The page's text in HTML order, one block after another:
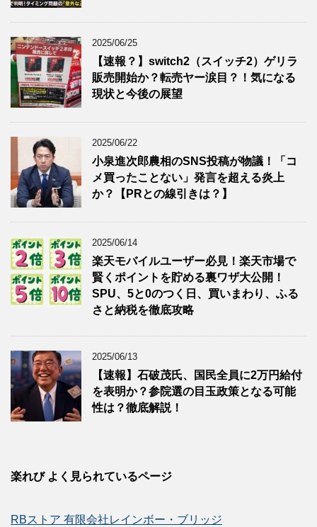
2025/06/25
【速報？】switch2（スイッチ2）ゲリラ
販売開始か？転売ヤー涙目？！気になる
現状と今後の展望
2025/06/22
小泉進次郎農相のSNS投稿が物議！「コ
メ買ったことない」発言を超える炎上
か？【PRとの線引きは？】
2025/06/14
楽天モバイルユーザー必見！楽天市場で
賢くポイントを貯める裏ワザ大公開！
SPU、5と0のつく日、買いまわり、ふる
さと納税を徹底攻略
2025/06/13
【速報】石破茂氏、国民全員に2万円給付
を表明か？参院選の目玉政策となる可能
性は？徹底解説！
楽れび よく見られているページ
RBストア 有限会社レインボー・ブリッジ